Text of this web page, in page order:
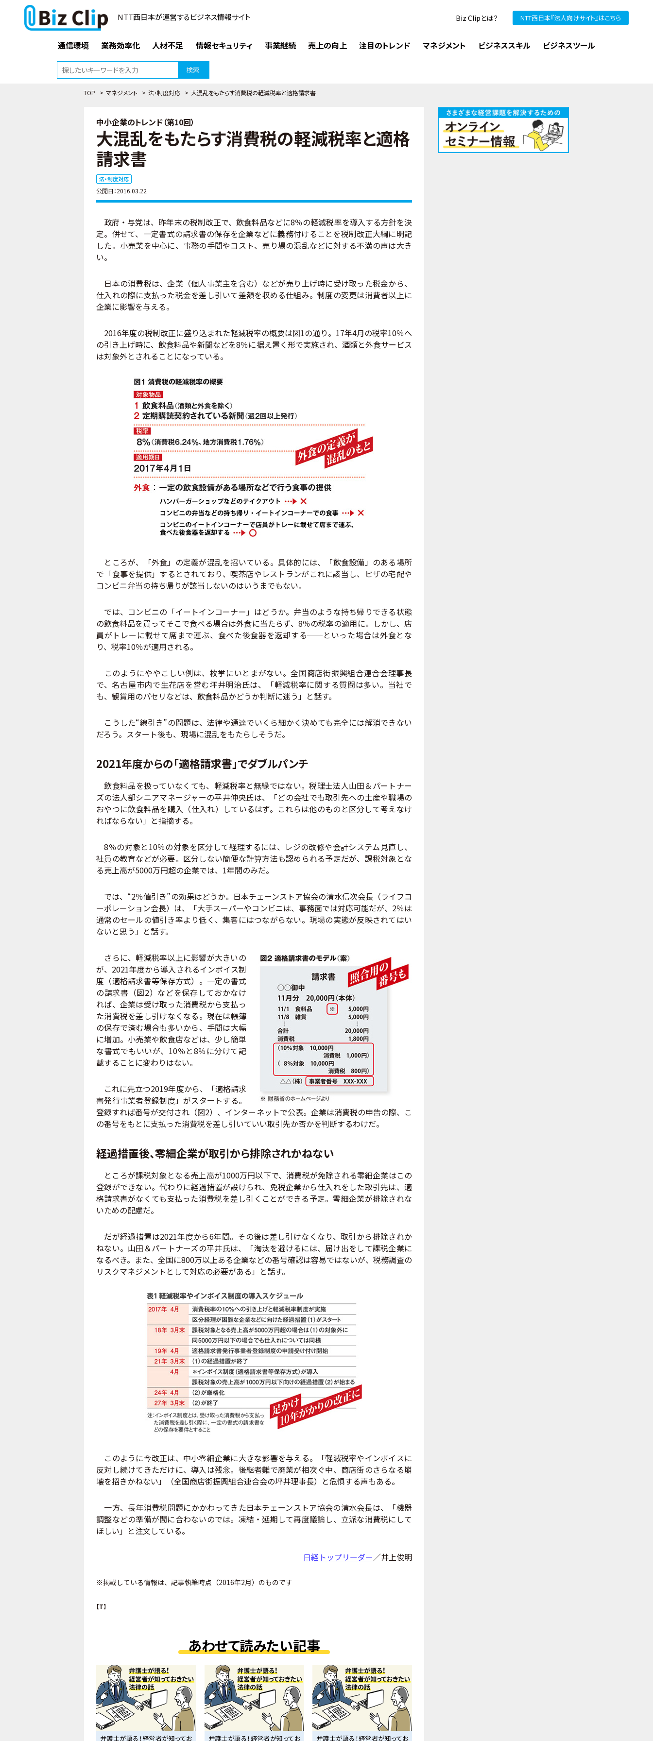
NTT西日本が運営するビジネス情報サイト Biz Clipとは？ NTT西日本『法人向けサイト』はこちら
通信環境 業務効率化 人材不足 情報セキュリティ 事業継続 売上の向上 注目のトレンド マネジメント ビジネススキル ビジネスツール
検索
TOP > マネジメント > 法・制度対応 > 大混乱をもたらす消費税の軽減税率と適格請求書
中小企業のトレンド（第10回）
大混乱をもたらす消費税の軽減税率と適格
請求書
法・制度対応
公開日：2016.03.22
政府・与党は、昨年末の税制改正で、飲食料品などに8％の軽減税率を導入する方針を決
定。併せて、一定書式の請求書の保存を企業などに義務付けることを税制改正大綱に明記
した。小売業を中心に、事務の手間やコスト、売り場の混乱などに対する不満の声は大き
い。
日本の消費税は、企業（個人事業主を含む）などが売り上げ時に受け取った税金から、
仕入れの際に支払った税金を差し引いて差額を収める仕組み。制度の変更は消費者以上に
企業に影響を与える。
2016年度の税制改正に盛り込まれた軽減税率の概要は図1の通り。17年4月の税率10％へ
の引き上げ時に、飲食料品や新聞などを8％に据え置く形で実施され、酒類と外食サービス
は対象外とされることになっている。
ところが、「外食」の定義が混乱を招いている。具体的には、「飲食設備」のある場所
で「食事を提供」するとされており、喫茶店やレストランがこれに該当し、ピザの宅配や
コンビニ弁当の持ち帰りが該当しないのはいうまでもない。
では、コンビニの「イートインコーナー」はどうか。弁当のような持ち帰りできる状態
の飲食料品を買ってそこで食べる場合は外食に当たらず、8％の税率の適用に。しかし、店
員がトレーに載せて席まで運ぶ、食べた後食器を返却する──といった場合は外食とな
り、税率10％が適用される。
このようにややこしい例は、枚挙にいとまがない。全国商店街振興組合連合会理事長
で、名古屋市内で生花店を営む坪井明治氏は、「軽減税率に関する質問は多い。当社で
も、観賞用のパセリなどは、飲食料品かどうか判断に迷う」と話す。
こうした“線引き”の問題は、法律や通達でいくら細かく決めても完全には解消できない
だろう。スタート後も、現場に混乱をもたらしそうだ。
2021年度からの「適格請求書」でダブルパンチ
飲食料品を扱っていなくても、軽減税率と無縁ではない。税理士法人山田＆パートナー
ズの法人部シニアマネージャーの平井伸央氏は、「どの会社でも取引先への土産や職場の
おやつに飲食料品を購入（仕入れ）しているはず。これらは他のものと区分して考えなけ
ればならない」と指摘する。
8％の対象と10％の対象を区分して経理するには、レジの改修や会計システム見直し、
社員の教育などが必要。区分しない簡便な計算方法も認められる予定だが、課税対象とな
る売上高が5000万円超の企業では、1年間のみだ。
では、“2％値引き”の効果はどうか。日本チェーンストア協会の清水信次会長（ライフコ
ーポレーション会長）は、「大手スーパーやコンビニは、事務面では対応可能だが、2％は
通常のセールの値引き率より低く、集客にはつながらない。現場の実態が反映されてはい
ないと思う」と話す。
さらに、軽減税率以上に影響が大きいの
が、2021年度から導入されるインボイス制
度（適格請求書等保存方式）。一定の書式
の請求書（図2）などを保存しておかなけ
れば、企業は受け取った消費税から支払っ
た消費税を差し引けなくなる。現在は帳簿
の保存で済む場合も多いから、手間は大幅
に増加。小売業や飲食店などは、少し簡単
な書式でもいいが、10％と8％に分けて記
載することに変わりはない。
これに先立つ2019年度から、「適格請求
書発行事業者登録制度」がスタートする。
登録すれば番号が交付され（図2）、インターネットで公表。企業は消費税の申告の際、こ
の番号をもとに支払った消費税を差し引いていい取引先か否かを判断するわけだ。
経過措置後、零細企業が取引から排除されかねない
ところが課税対象となる売上高が1000万円以下で、消費税が免除される零細企業はこの
登録ができない。代わりに経過措置が設けられ、免税企業から仕入れをした取引先は、適
格請求書がなくても支払った消費税を差し引くことができる予定。零細企業が排除されな
いための配慮だ。
だが経過措置は2021年度から6年間。その後は差し引けなくなり、取引から排除されか
ねない。山田＆パートナーズの平井氏は、「淘汰を避けるには、届け出をして課税企業に
なるべき。また、全国に800万以上ある企業などの番号確認は容易ではないが、税務調査の
リスクマネジメントとして対応の必要がある」と話す。
このように今改正は、中小零細企業に大きな影響を与える。「軽減税率やインボイスに
反対し続けてきただけに、導入は残念。後継者難で廃業が相次ぐ中、商店街のさらなる崩
壊を招きかねない」（全国商店街振興組合連合会の坪井理事長）と危惧する声もある。
一方、長年消費税問題にかかわってきた日本チェーンストア協会の清水会長は、「機器
調整などの準備が間に合わないのでは。凍結・延期して再度議論し、立派な消費税にして
ほしい」と注文している。
日経トップリーダー／井上俊明
※掲載している情報は、記事執筆時点（2016年2月）のものです
【T】
あわせて読みたい記事
弁護士が語る！経営者が知ってお 弁護士が語る！経営者が知ってお 弁護士が語る！経営者が知ってお